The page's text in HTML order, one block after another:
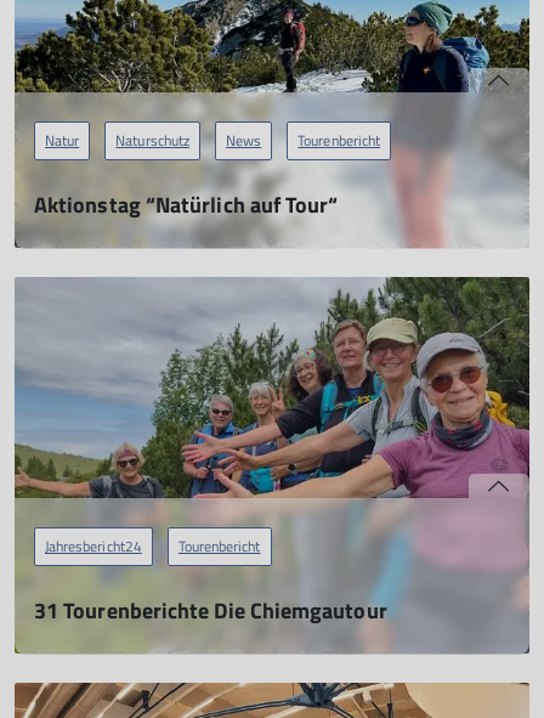
Natur Naturschutz News Tourenbericht
Aktionstag “Natürlich auf Tour“
08.02.2025
Jahresbericht24 Tourenbericht
31 Tourenberichte Die Chiemgautour
22.04.2025
mehr erfahren